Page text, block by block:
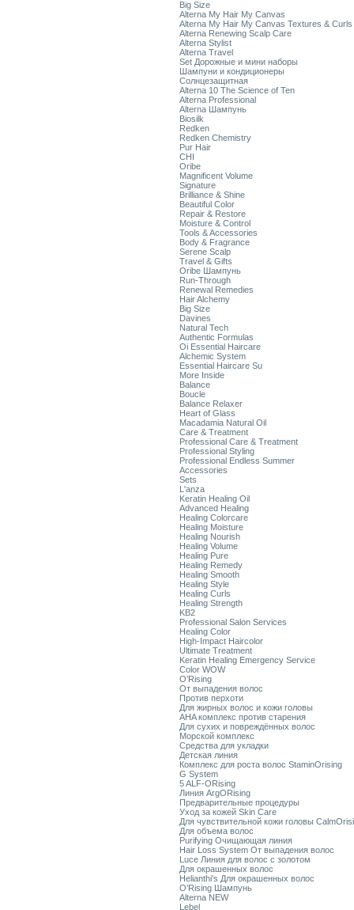
Big Size
Alterna My Hair My Canvas
Alterna My Hair My Canvas Textures & Curls
Alterna Renewing Scalp Care
Alterna Stylist
Alterna Travel
Set Дорожные и мини наборы
Шампуни и кондиционеры
Солнцезащитная
Alterna 10 The Science of Ten
Alterna Professional
Alterna Шампунь
Biosilk
Redken
Redken Chemistry
Pur Hair
CHI
Oribe
Magnificent Volume
Signature
Brilliance & Shine
Beautiful Color
Repair & Restore
Moisture & Control
Tools & Accessories
Body & Fragrance
Serene Scalp
Travel & Gifts
Oribe Шампунь
Run-Through
Renewal Remedies
Hair Alchemy
Big Size
Davines
Natural Tech
Authentic Formulas
Oi Essential Haircare
Alchemic System
Essential Haircare Su
More Inside
Balance
Boucle
Balance Relaxer
Heart of Glass
Macadamia Natural Oil
Care & Treatment
Professional Care & Treatment
Professional Styling
Professional Endless Summer
Accessories
Sets
L'anza
Keratin Healing Oil
Advanced Healing
Healing Colorcare
Healing Moisture
Healing Nourish
Healing Volume
Healing Pure
Healing Remedy
Healing Smooth
Healing Style
Healing Curls
Healing Strength
KB2
Professional Salon Services
Healing Color
High-Impact Haircolor
Ultimate Treatment
Keratin Healing Emergency Service
Color WOW
O’Rising
От выпадения волос
Против перхоти
Для жирных волос и кожи головы
AHA комплекс против старения
Для сухих и повреждённых волос
Морской комплекс
Средства для укладки
Детская линия
Комплекс для роста волос StaminOrising
G System
5 ALF-ORising
Линия ArgORising
Предварительные процедуры
Уход за кожей Skin Care
Для чувствительной кожи головы
Для объема волос
Purifying Очищающая линия
Hair Loss System От выпадения волос
Luce Линия для волос с золотом
Для окрашенных волос
Helianthi's Для окрашенных волос
O’Rising Шампунь
Alterna NEW
Lebel